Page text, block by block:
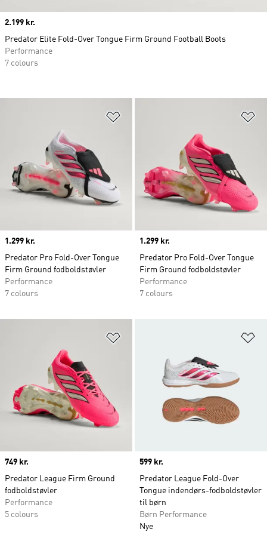
Price
1.299 kr.
Predator Pro Fold-Over Tongue
Firm Ground fodboldstøvler
Performance
7 colours
Price
1.299 kr.
Predator Pro Fold-Over Tongue
Firm Ground fodboldstøvler
Performance
7 colours
Price
749 kr.
Predator League Firm Ground
fodboldstøvler
Performance
5 colours
Price
599 kr.
Predator League Fold-Over
Tongue indendørs-fodboldstøvler
til børn
Børn Performance
Nye
Price
2.199 kr.
Predator Elite Fold-Over Tongue Firm Ground Football Boots
Performance
7 colours